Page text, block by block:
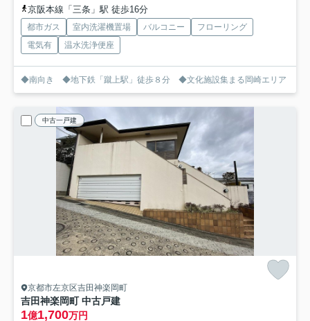
京阪本線「三条」駅 徒歩16分
都市ガス 室内洗濯機置場 バルコニー
フローリング
電気有
温水洗浄便座
◆南向き ◆地下鉄「蹴上駅」徒歩８分 ◆文化施設集まる岡崎エリア
中古一戸建
京都市左京区吉田神楽岡町
吉田神楽岡町 中古戸建
1億1,700万円